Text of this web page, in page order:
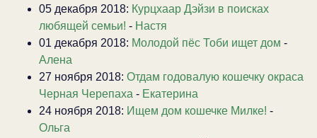
05 декабря 2018: Курцхаар Дэйзи в поисках
любящей семьи! - Настя
01 декабря 2018: Молодой пёс Тоби ищет дом -
Алена
27 ноября 2018: Отдам годовалую кошечку окраса
Черная Черепаха - Екатерина
24 ноября 2018: Ищем дом кошечке Милке! -
Ольга